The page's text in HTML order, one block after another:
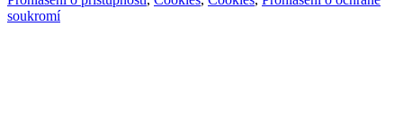
soukromí